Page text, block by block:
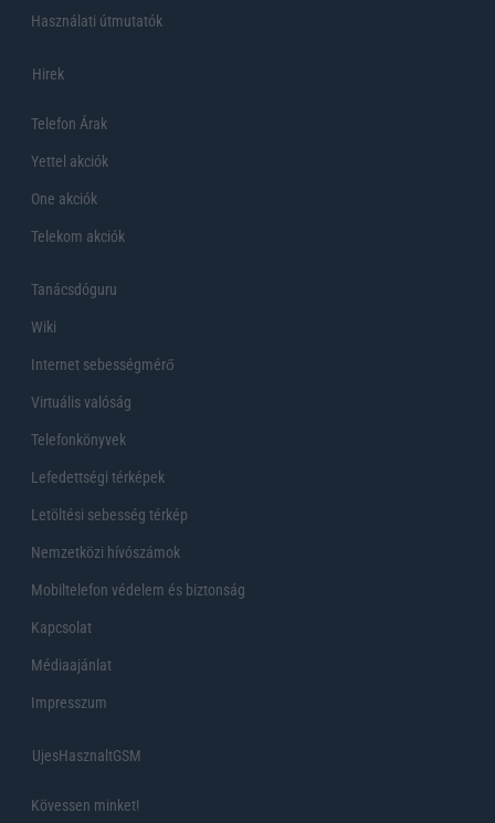
Használati útmutatók
Hirek
Telefon Árak
Yettel akciók
One akciók
Telekom akciók
Tanácsdóguru
Wiki
Internet sebességmérő
Virtuális valóság
Telefonkönyvek
Lefedettségi térképek
Letöltési sebesség térkép
Nemzetközi hívószámok
Mobiltelefon védelem és biztonság
Kapcsolat
Médiaajánlat
Impresszum
UjesHasznaltGSM
Kövessen minket!